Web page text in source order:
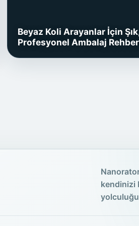
Beyaz Koli Arayanlar İçin
Profesyonel Ambalaj
kendinizi